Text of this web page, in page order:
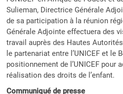
Sulieman, Directrice Générale
de sa participation à la réunion
Générale Adjointe effectuera des
travail auprès des Hautes
le partenariat entre l’UNICEF et le
positionnement de l’UNICEF pour
réalisation des droits de l’enfant.
Communiqué de presse